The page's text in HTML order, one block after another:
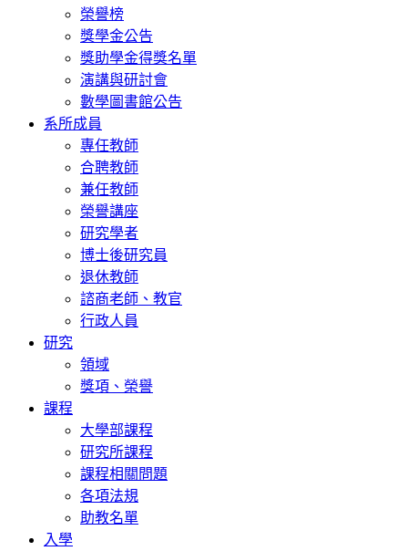
榮譽榜
獎學金公告
獎助學金得獎名單
演講與研討會
數學圖書館公告
系所成員
專任教師
合聘教師
兼任教師
榮譽講座
研究學者
博士後研究員
退休教師
諮商老師、教官
行政人員
研究
領域
獎項、榮譽
課程
大學部課程
研究所課程
課程相關問題
各項法規
助教名單
入學